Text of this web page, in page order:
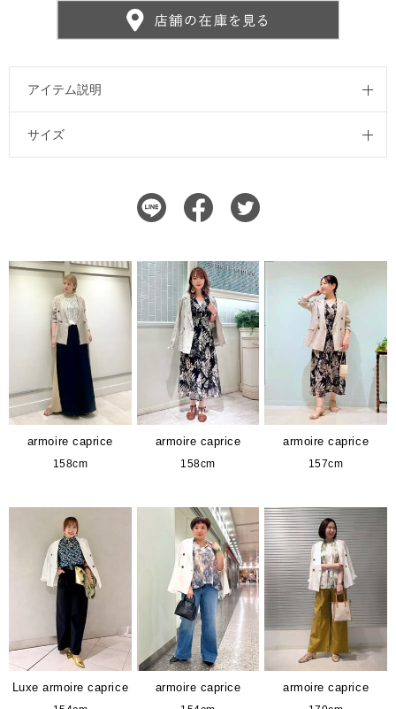
アイテム説明
サイズ
armoire caprice
158cm
armoire caprice
158cm
armoire caprice
157cm
Luxe armoire caprice armoire caprice armoire caprice